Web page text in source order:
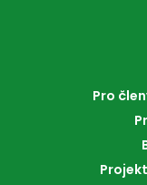
Pro